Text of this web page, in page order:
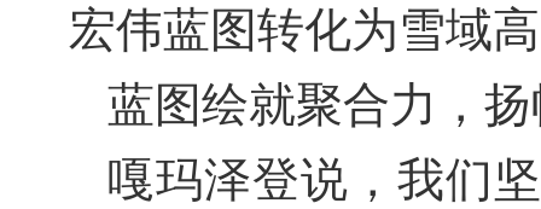
宏伟蓝图转化为雪域
蓝图绘就聚合力，
嘎玛泽登说，我们